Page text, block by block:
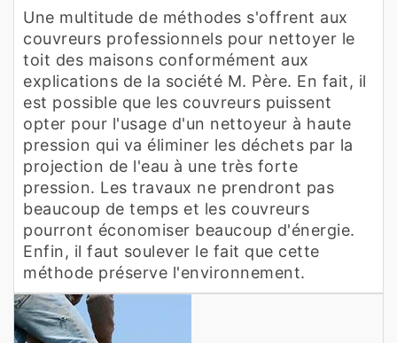
Une multitude de méthodes s'offrent aux
couvreurs professionnels pour nettoyer le
toit des maisons conformément aux
explications de la société M. Père. En fait, il
est possible que les couvreurs puissent
opter pour l'usage d'un nettoyeur à haute
pression qui va éliminer les déchets par la
projection de l'eau à une très forte
pression. Les travaux ne prendront pas
beaucoup de temps et les couvreurs
pourront économiser beaucoup d'énergie.
Enfin, il faut soulever le fait que cette
méthode préserve l'environnement.